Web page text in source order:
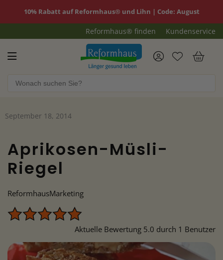
10% Rabatt auf Reformhaus® und Lihn | Code: August
Reformhaus® finden Kundenservice
Reformhaus.de
September 18, 2014
Aprikosen-Müsli-
Riegel
ReformhausMarketing
Aktuelle Bewertung 5.0 durch 1 Benutzer